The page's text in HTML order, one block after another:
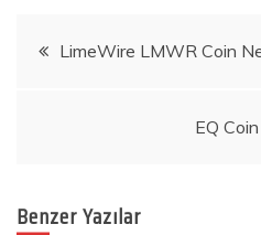
YazıLimeWire LMWR Coin
EQ
Benzer Yazılar